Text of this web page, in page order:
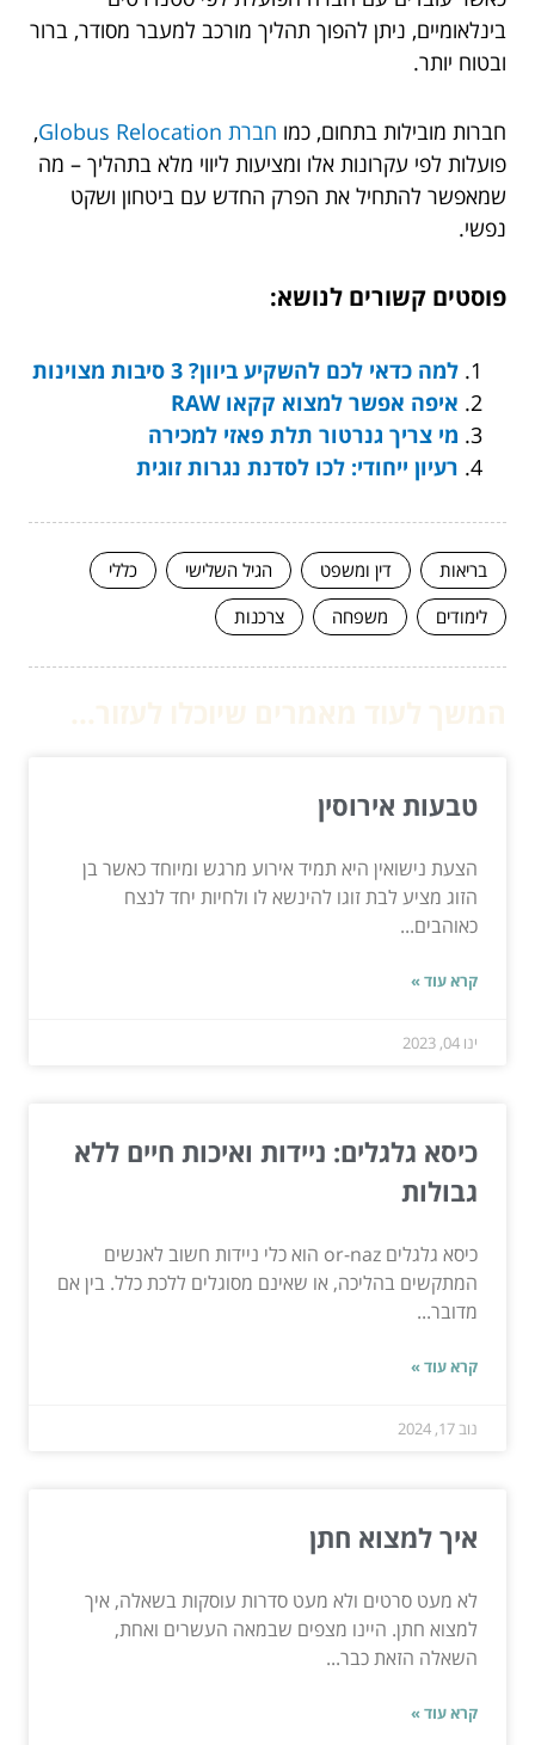
בינלאומיים, ניתן להפוך תהליך מורכב למעבר מסודר, ברור
ובטוח יותר.
חברות מובילות בתחום, כמו חברת Globus Relocation
,
פועלות לפי עקרונות אלו ומציעות ליווי מלא בתהליך – מה
שמאפשר להתחיל את הפרק החדש עם ביטחון ושקט
נפשי.
פוסטים קשורים לנושא:
למה כדאי לכם להשקיע ביוון? 3 סיבות מצוינות
איפה אפשר למצוא קקאו RAW
מי צריך גנרטור תלת פאזי למכירה
רעיון ייחודי: לכו לסדנת נגרות זוגית
בריאות דין ומשפט הגיל השלישי
כללי
לימודים
משפחה צרכנות
טבעות אירוסין
הצעת נישואין היא תמיד אירוע מרגש ומיוחד כאשר בן
הזוג מציע לבת זוגו להינשא לו ולחיות יחד לנצח
כאוהבים...
קרא עוד »
ינו 04, 2023
כיסא גלגלים: ניידות ואיכות חיים ללא
גבולות
כיסא גלגלים or-naz הוא כלי ניידות חשוב לאנשים
המתקשים בהליכה, או שאינם מסוגלים ללכת כלל. בין אם
מדובר...
קרא עוד »
נוב 17, 2024
איך למצוא חתן
לא מעט סרטים ולא מעט סדרות עוסקות בשאלה, איך
למצוא חתן. היינו מצפים שבמאה העשרים ואחת,
השאלה הזאת כבר...
קרא עוד »